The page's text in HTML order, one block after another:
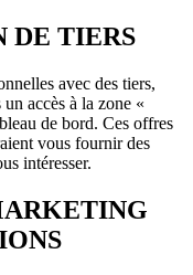
DE TIERS
avec des tiers,
accès à la zone «
de bord. Ces offres
vous fournir des
intéresser.